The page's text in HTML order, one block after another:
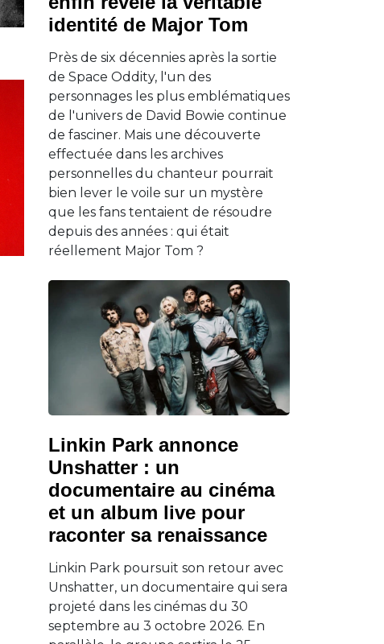
identité de Major Tom
Près de six décennies après la sortie
de Space Oddity, l'un des
personnages les plus emblématiques
de l'univers de David Bowie continue
de fasciner. Mais une découverte
effectuée dans les archives
personnelles du chanteur pourrait
bien lever le voile sur un mystère
que les fans tentaient de résoudre
depuis des années : qui était
réellement Major Tom ?
Linkin Park annonce
Unshatter : un
documentaire au cinéma
et un album live pour
raconter sa renaissance
Linkin Park poursuit son retour avec
Unshatter, un documentaire qui sera
projeté dans les cinémas du 30
septembre au 3 octobre 2026. En